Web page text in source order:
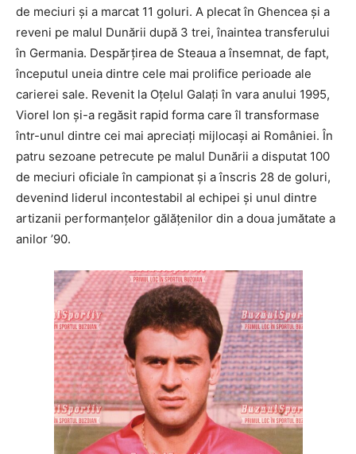
de meciuri și a marcat 11 goluri. A plecat în Ghencea și a
reveni pe malul Dunării după 3 trei, înaintea transferului
în Germania. Despărțirea de Steaua a însemnat, de fapt,
începutul uneia dintre cele mai prolifice perioade ale
carierei sale. Revenit la Oțelul Galați în vara anului 1995,
Viorel Ion și-a regăsit rapid forma care îl transformase
într-unul dintre cei mai apreciați mijlocași ai României. În
patru sezoane petrecute pe malul Dunării a disputat 100
de meciuri oficiale în campionat și a înscris 28 de goluri,
devenind liderul incontestabil al echipei și unul dintre
artizanii performanțelor gălățenilor din a doua jumătate a
anilor ’90.